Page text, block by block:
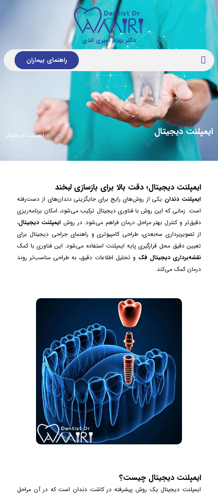
دکتر بهزاد امیری اندی
راهنمای بیماران
ایمپلنت دیجیتال ایمپلنت دیجیتال
ایمپلنت دیجیتال؛ دقت بالا برای بازسازی لبخند
ایمپلنت دندان یکی از روش‌های رایج برای جایگزینی دندان‌های از دست‌رفته
است. زمانی که این روش با فناوری دیجیتال ترکیب می‌شود، امکان برنامه‌ریزی
دقیق‌تر و کنترل بهتر مراحل درمان فراهم می‌شود. در روش ایمپلنت دیجیتال،
از تصویربرداری سه‌بعدی، طراحی کامپیوتری و راهنمای جراحی دیجیتال برای
تعیین دقیق محل قرارگیری پایه ایمپلنت استفاده می‌شود. این فناوری با کمک
نقشه‌برداری دیجیتال فک و تحلیل اطلاعات دقیق، به طراحی مناسب‌تر روند
درمان کمک می‌کند.
ایمپلنت دیجیتال چیست؟
ایمپلنت دیجیتال یک روش پیشرفته در کاشت دندان است که در آن مراحل